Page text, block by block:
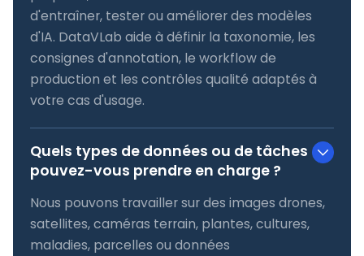
d'entraîner, tester ou améliorer des modèles
d'IA. DataVLab aide à définir la taxonomie, les
consignes d'annotation, le workflow de
production et les contrôles qualité adaptés à
votre cas d'usage.
Quels types de données ou de tâches
pouvez-vous prendre en charge ?
Nous pouvons travailler sur des images drones,
satellites, caméras terrain, plantes, cultures,
maladies, parcelles ou données